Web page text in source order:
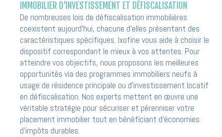
IMMOBILIER D’INVESTISSEMENT ET DÉFISCALISATION
De nombreuses lois de défiscalisation immobilières
coexistent aujourd’hui, chacune d’elles présentant des
caractéristiques spécifiques. Ixofine vous aide à choisir le
dispositif correspondant le mieux à vos attentes. Pour
atteindre vos objectifs, nous proposons les meilleures
opportunités via des programmes immobiliers neufs à
usage de résidence principale ou d’investissement locatif
en défiscalisation. Nos experts mettent en œuvre une
véritable stratégie pour sécuriser et pérenniser votre
placement immobilier tout en bénéficiant d’économies
d’impôts durables.